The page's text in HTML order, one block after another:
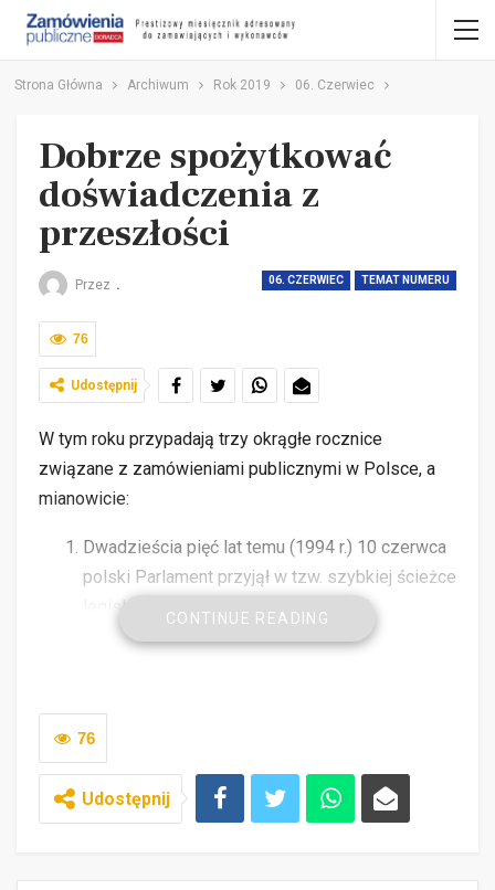
Strona Główna Archiwum Rok 2019 06. Czerwiec
Dobrze spożytkować
doświadczenia z
przeszłości
06. CZERWIEC TEMAT NUMERU
Przez .
76
Udostępnij
W tym roku przypadają trzy okrągłe rocznice
związane z zamówieniami publicznymi w Polsce, a
mianowicie:
Dwadzieścia pięć lat temu (1994 r.) 10 czerwca
polski Parlament przyjął w tzw. szybkiej ścieżce
legislacyjnej, drugą w historii polskiej
gospodarki ustawę o zamówieniach
W marcu tego roku upłynęło piętnaście lat od
przyjęcia dyrektywy 2004/18/WF w sprawie
CONTINUE READING
76
Udostępnij